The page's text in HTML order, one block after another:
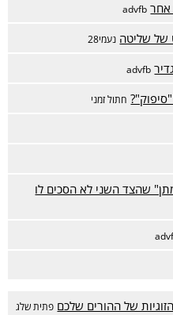
אחר advfb
של שליטה נעמי28
advfb
חתול זמני
שהצד השני לא הסכים לו
של ההורים שלכם פתית שלג